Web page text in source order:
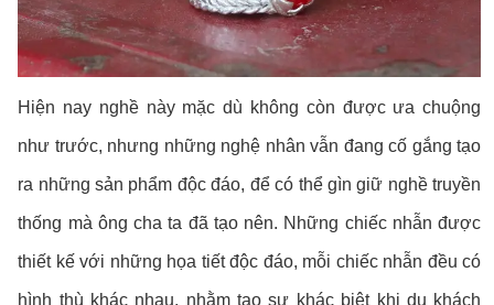
Hiện nay nghề này mặc dù không còn được ưa chuộng
như trước, nhưng những nghệ nhân vẫn đang cố gắng tạo
ra những sản phẩm độc đáo, để có thể gìn giữ nghề truyền
thống mà ông cha ta đã tạo nên. Những chiếc nhẫn được
thiết kế với những họa tiết độc đáo, mỗi chiếc nhẫn đều có
hình thù khác nhau, nhằm tạo sự khác biệt khi du khách